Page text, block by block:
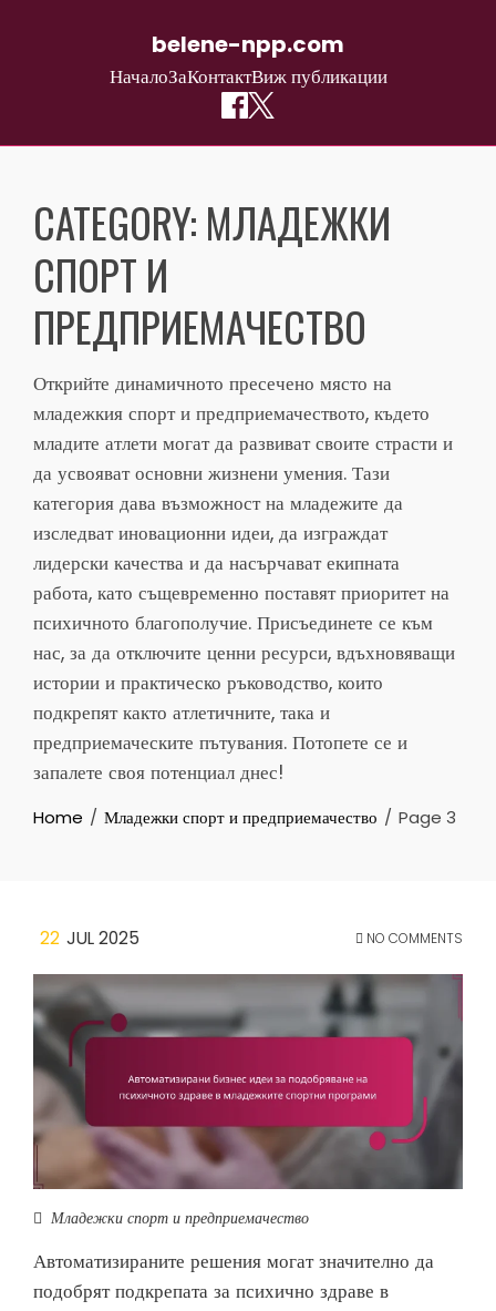
belene-npp.com
НачалоЗаКонтактВиж публикации
contentCATEGORY: МЛАДЕЖКИ
СПОРТ И
ПРЕДПРИЕМАЧЕСТВО
Открийте динамичното пресечено място на
младежкия спорт и предприемачеството, където
младите атлети могат да развиват своите страсти и
да усвояват основни жизнени умения. Тази
категория дава възможност на младежите да
изследват иновационни идеи, да изграждат
лидерски качества и да насърчават екипната
работа, като същевременно поставят приоритет на
психичното благополучие. Присъединете се към
нас, за да отключите ценни ресурси, вдъхновяващи
истории и практическо ръководство, които
подкрепят както атлетичните, така и
предприемаческите пътувания. Потопете се и
запалете своя потенциал днес!
Home Младежки спорт и предприемачество Page 3
22 JUL 2025 NO COMMENTS
Младежки спорт и предприемачество
Автоматизираните решения могат значително да
подобрят подкрепата за психично здраве в